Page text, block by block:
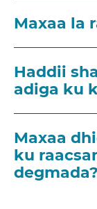
Maxaa la
Haddii
adiga ku
Maxaa
ku
degmada?